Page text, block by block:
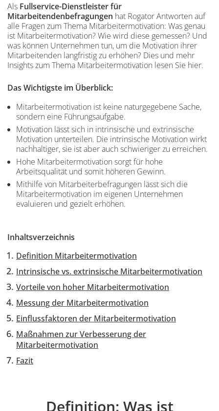
Als Fullservice-Dienstleister für
Mitarbeitendenbefragungen hat Rogator Antworten auf
alle Fragen zum Thema Mitarbeitermotivation: Was genau
ist Mitarbeitermotivation? Wie wird diese gemessen? Und
was können Unternehmen tun, um die Motivation ihrer
Mitarbeitenden langfristig zu erhöhen? Dies und mehr
Insights zum Thema Mitarbeitermotivation lesen Sie hier.
Inhalt
Inhalt
Das Wichtigste im Überblick:
Mitarbeitermotivation ist keine naturgegebene Sache,
sondern eine Führungsaufgabe.
Motivation lässt sich in intrinsische und extrinsische
Motivation unterteilen. Die intrinsische Motivation wirkt
nachhaltiger, sie ist aber auch schwieriger zu erreichen.
Hohe Mitarbeitermotivation sorgt für hohe
Arbeitsqualität und somit höheren Gewinn.
Mithilfe von Mitarbeiterbefragungen lässt sich die
Mitarbeitermotivation im eigenen Unternehmen
evaluieren und gezielt erhöhen.
Einleitung
Inhaltsverzeichnis
Definition Mitarbeitermotivation
Intrinsische vs. extrinsische Mitarbeitermotivation
Vorteile von hoher Mitarbeitermotivation
Messung der Mitarbeitermotivation
Einflussfaktoren der Mitarbeitermotivation
Maßnahmen zur Verbesserung der
Mitarbeitermotivation
Fazit
Einleitung
Definition: Was ist